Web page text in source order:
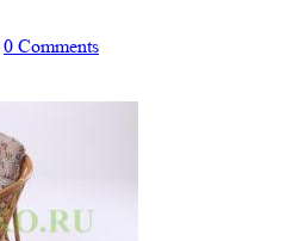
0 Comments